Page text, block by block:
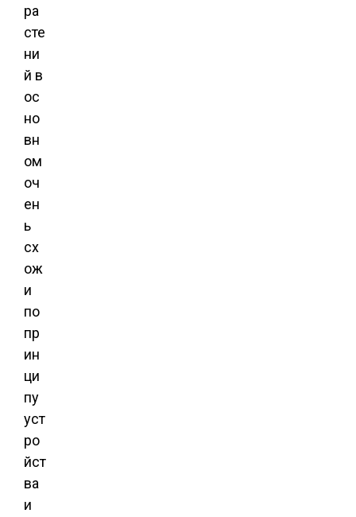
ра
сте
ни
й в
ос
но
вн
ом
оч
ен
ь
сх
ож
и
по
пр
ин
ци
пу
уст
ро
йст
ва
и